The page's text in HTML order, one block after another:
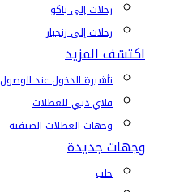
رحلات إلى باكو
رحلات إلى زنجبار
اكتشف المزيد
تأشيرة الدخول عند الوصول
فلاي دبي للعطلات
وجهات العطلات الصيفية
وجهات جديدة
حلب